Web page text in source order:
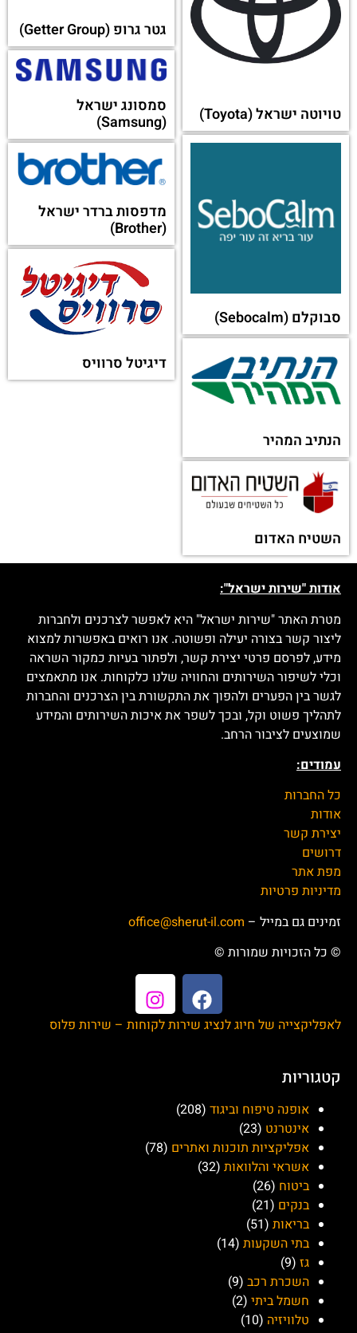
לוג'יטק (Logitech)
יעד שריג
אסוס מחשבים (Asus)
מולינקס (Moulinex)
זגה (Zaga)
דיירקט סחר
סבוקלם (Sebocalm)
(Samsung)
הנתיב המהיר
מדפסות ברדר ישראל
(Brother)
דיגיטל סרוויס